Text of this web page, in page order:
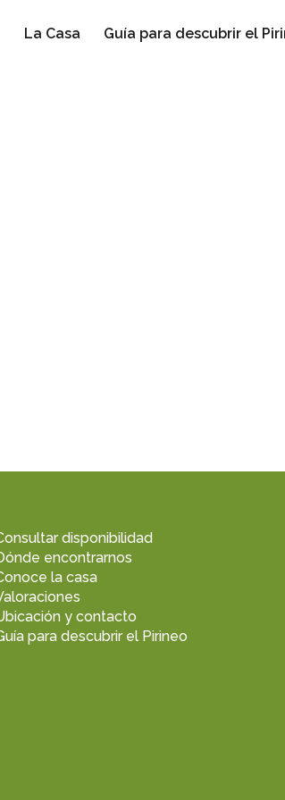
La Casa Guía para descubrir el
disponibilidad
encontrarnos
la casa
y contacto
para descubrir el Pirineo